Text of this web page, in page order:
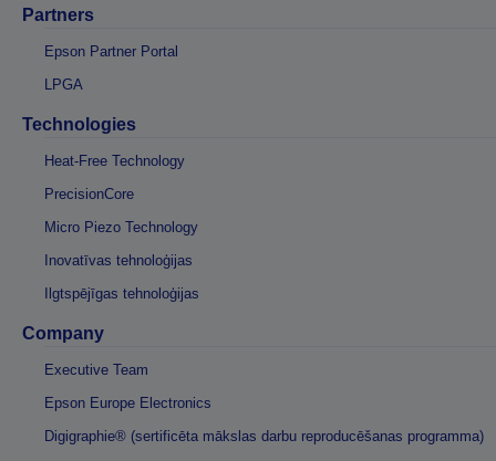
Partners
Epson Partner Portal
LPGA
Technologies
Heat-Free Technology
PrecisionCore
Micro Piezo Technology
Inovatīvas tehnoloģijas
Ilgtspējīgas tehnoloģijas
Company
Executive Team
Epson Europe Electronics
Digigraphie® (sertificēta mākslas darbu reproducēšanas programma)